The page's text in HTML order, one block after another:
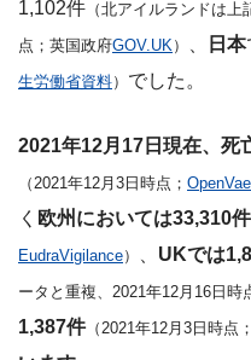
1,102件 （北アイルランドは
点；英国政府GOV.UK） 日本
生労働省資料） でした。
2021年12月17日現在、死
（2021年12月3日時点；
く 欧州においては33,310件
EudraVigilance） UKでは
ータと重複、2021年12月16日時
1,387件（2021年12月3日時点；